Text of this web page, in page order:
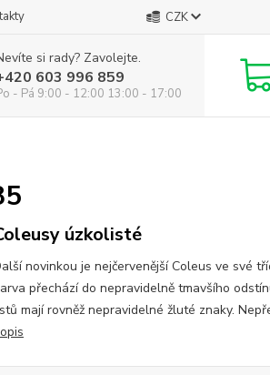
CZK
si rady? Zavolejte.
603 996 859
- Pá 9:00 - 12:00 13:00 - 17:00
úzkolisté
novinkou je nejčervenější Coleus ve své
přechází do nepravidelně tmavšího
mají rovněž nepravidelné žluté znaky.